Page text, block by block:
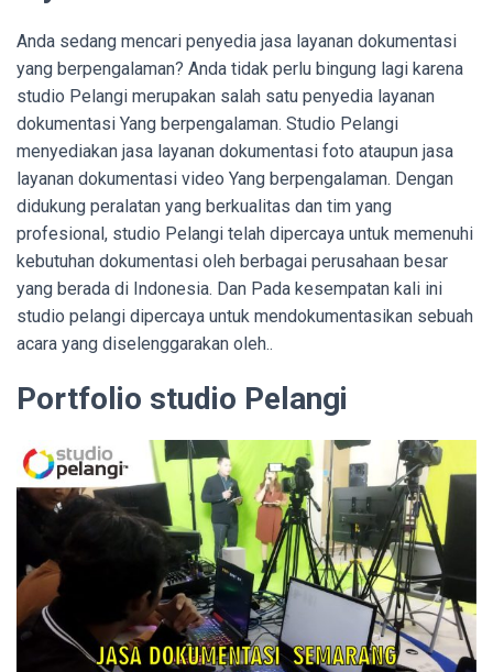
Anda sedang mencari penyedia jasa layanan dokumentasi
yang berpengalaman? Anda tidak perlu bingung lagi karena
studio Pelangi merupakan salah satu penyedia layanan
dokumentasi Yang berpengalaman. Studio Pelangi
menyediakan jasa layanan dokumentasi foto ataupun jasa
layanan dokumentasi video Yang berpengalaman. Dengan
didukung peralatan yang berkualitas dan tim yang
profesional, studio Pelangi telah dipercaya untuk memenuhi
kebutuhan dokumentasi oleh berbagai perusahaan besar
yang berada di Indonesia. Dan Pada kesempatan kali ini
studio pelangi dipercaya untuk mendokumentasikan sebuah
acara yang diselenggarakan oleh..
Portfolio studio Pelangi